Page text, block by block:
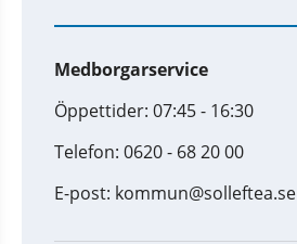
Medborgarservice
Öppettider: 07:45 - 16:30
Telefon: 0620 - 68 20 00
E-post: kommun@solleftea.se